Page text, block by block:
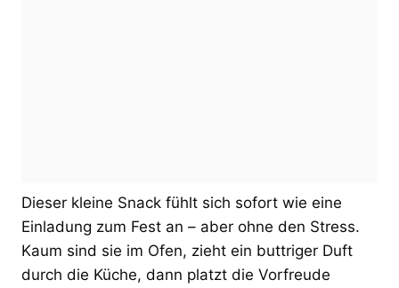
Dieser kleine Snack fühlt sich sofort wie eine
Einladung zum Fest an – aber ohne den Stress.
Kaum sind sie im Ofen, zieht ein buttriger Duft
durch die Küche, dann platzt die Vorfreude